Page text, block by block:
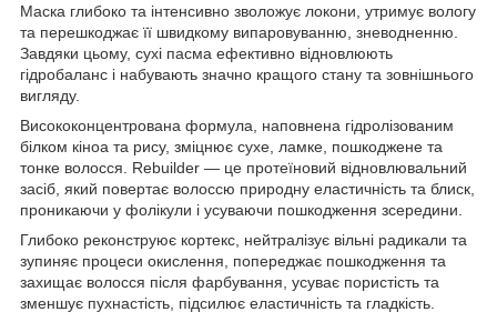
Маска глибоко та інтенсивно зволожує локони, утримує вологу
та перешкоджає її швидкому випаровуванню, зневодненню.
Завдяки цьому, сухі пасма ефективно відновлюють
гідробаланс і набувають значно кращого стану та зовнішнього
вигляду.
Висококонцентрована формула, наповнена гідролізованим
білком кіноа та рису, зміцнює сухе, ламке, пошкоджене та
тонке волосся. Rebuilder — це протеїновий відновлювальний
засіб, який повертає волоссю природну еластичність та блиск,
проникаючи у фолікули і усуваючи пошкодження зсередини.
Глибоко реконструює кортекс, нейтралізує вільні радикали та
зупиняє процеси окислення, попереджає пошкодження та
захищає волосся після фарбування, усуває пористість та
зменшує пухнастість, підсилює еластичність та гладкість.